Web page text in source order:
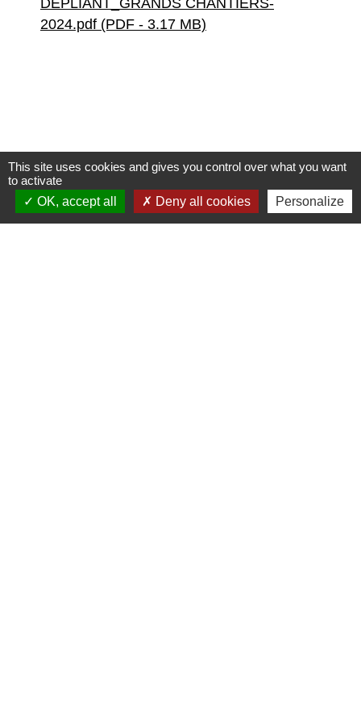
DEPLIANT_GRANDS CHANTIERS-
2024.pdf (PDF - 3.17 MB)
This site uses cookies and gives you control over what you want
to activate
OK, accept all
Deny all cookies Personalize